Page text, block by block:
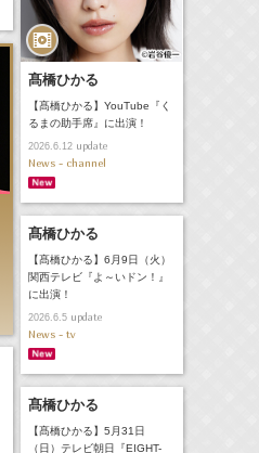
髙橋ひかる
【髙橋ひかる】YouTube『く
るまの助手席』に出演！
2026.6.12update
News - channel
髙橋ひかる
【髙橋ひかる】6月9日（火）
関西テレビ『よ～いドン！』
に出演！
2026.6.5update
News - tv
髙橋ひかる
【髙橋ひかる】5月31日
（日）テレビ朝日『EIGHT-